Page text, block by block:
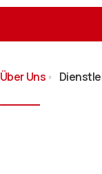
Über Uns